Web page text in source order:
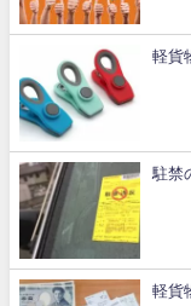
軽貨
駐禁
軽貨